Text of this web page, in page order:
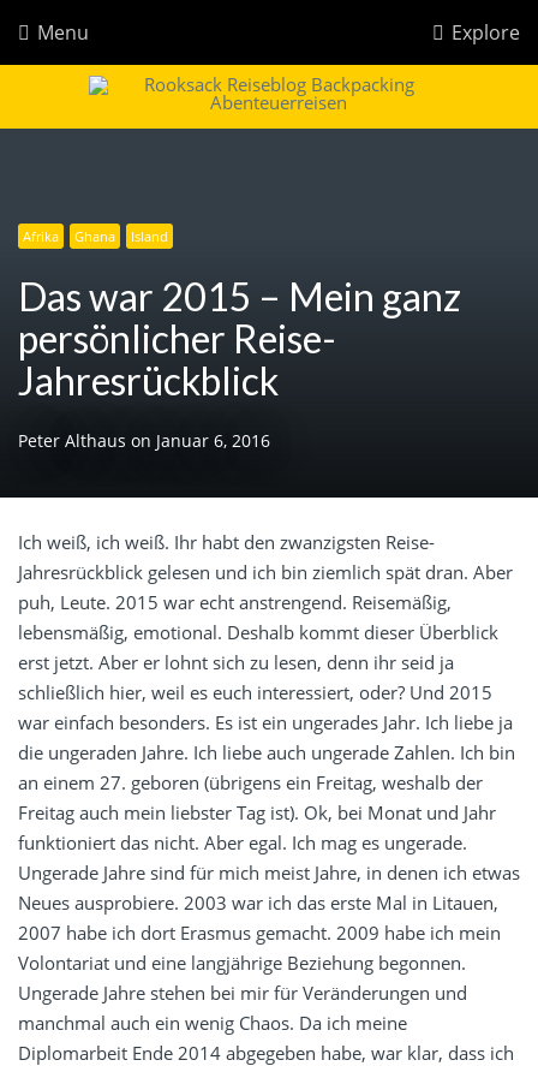
Explore
Menu
Rooksack
Afrika Ghana Island
Das war 2015 – Mein ganz
persönlicher Reise-
Jahresrückblick
Peter Althaus on Januar 6, 2016
Ich weiß, ich weiß. Ihr habt den zwanzigsten Reise-
Jahresrückblick gelesen und ich bin ziemlich spät dran. Aber
puh, Leute. 2015 war echt anstrengend. Reisemäßig,
lebensmäßig, emotional. Deshalb kommt dieser Überblick
erst jetzt. Aber er lohnt sich zu lesen, denn ihr seid ja
schließlich hier, weil es euch interessiert, oder? Und 2015
war einfach besonders. Es ist ein ungerades Jahr. Ich liebe ja
die ungeraden Jahre. Ich liebe auch ungerade Zahlen. Ich bin
an einem 27. geboren (übrigens ein Freitag, weshalb der
Freitag auch mein liebster Tag ist). Ok, bei Monat und Jahr
funktioniert das nicht. Aber egal. Ich mag es ungerade.
Ungerade Jahre sind für mich meist Jahre, in denen ich etwas
Neues ausprobiere. 2003 war ich das erste Mal in Litauen,
2007 habe ich dort Erasmus gemacht. 2009 habe ich mein
Volontariat und eine langjährige Beziehung begonnen.
Ungerade Jahre stehen bei mir für Veränderungen und
manchmal auch ein wenig Chaos. Da ich meine
Diplomarbeit Ende 2014 abgegeben habe, war klar, dass ich